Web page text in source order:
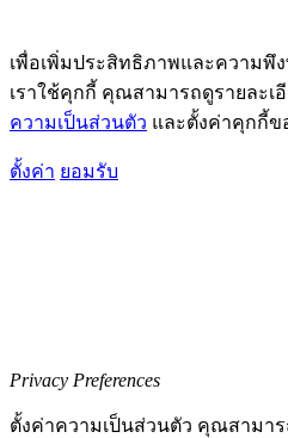
เพื่อเพิ่มประสิทธิภาพและความพึ
เราใช้คุกกี้ คุณสามารถดูรายละเ
ความเป็นส่วนตัว และตั้งค่าคุกกี้
ตั้งค่า ยอมรับ
Privacy Preferences
ตั้งค่าความเป็นส่วนตัว คุณสามาร